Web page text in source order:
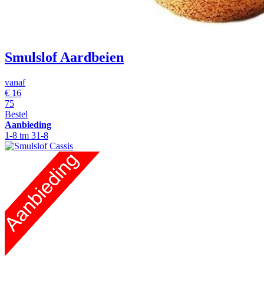
Smulslof Aardbeien
vanaf
€ 16
75
Bestel
Aanbieding
1-8 tm 31-8